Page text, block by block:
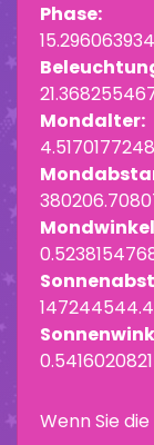
Phase:
Mondalter:
Wenn Sie